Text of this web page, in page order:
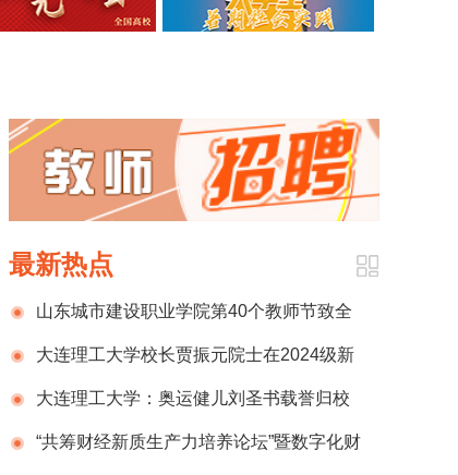
最新热点
山东城市建设职业学院第40个教师节致全
校教师和家属的一封信
大连理工大学校长贾振元院士在2024级新
生开学典礼上的致辞
大连理工大学：奥运健儿刘圣书载誉归校
“共筹财经新质生产力培养论坛”暨数字化财